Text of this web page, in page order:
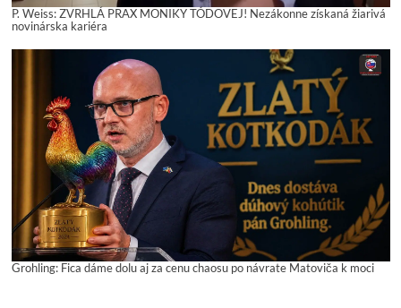
P. Weiss: ZVRHLÁ PRAX MONIKY TÓDOVEJ! Nezákonne získaná žiarivá
novinárska kariéra
Grohling: Fica dáme dolu aj za cenu chaosu po návrate Matoviča k moci